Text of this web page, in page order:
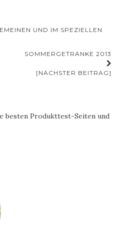
UND IM SPEZIELLEN
SOMMERGETRÄNKE 2013
[NÄCHSTER BEITRAG]